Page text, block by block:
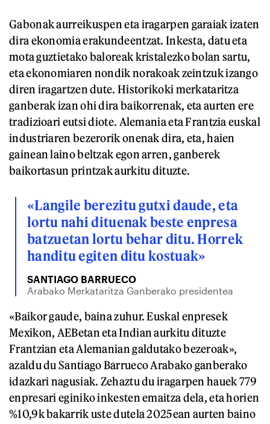
Gabonak aurreikuspen eta iragarpen garaiak izaten
dira ekonomia erakundeentzat. Inkesta, datu eta
mota guztietako baloreak kristalezko bolan sartu,
eta ekonomiaren nondik norakoak zeintzuk izango
diren iragartzen dute. Historikoki merkataritza
ganberak izan ohi dira baikorrenak, eta aurten ere
tradizioari eutsi diote. Alemania eta Frantzia euskal
industriaren bezerorik onenak dira, eta, haien
gainean laino beltzak egon arren, ganberek
baikortasun printzak aurkitu dituzte.
«Langile berezitu gutxi daude, eta
lortu nahi dituenak beste enpresa
batzuetan lortu behar ditu. Horrek
handitu egiten ditu kostuak»
SANTIAGO BARRUECO
Arabako Merkataritza Ganberako presidentea
«Baikor gaude, baina zuhur. Euskal enpresek
Mexikon, AEBetan eta Indian aurkitu dituzte
Frantzian eta Alemanian galdutako bezeroak»,
azaldu du Santiago Barrueco Arabako ganberako
idazkari nagusiak. Zehaztu du iragarpen hauek 779
enpresari eginiko inkesten emaitza dela, eta horien
%10,9k bakarrik uste dutela 2025ean aurten baino